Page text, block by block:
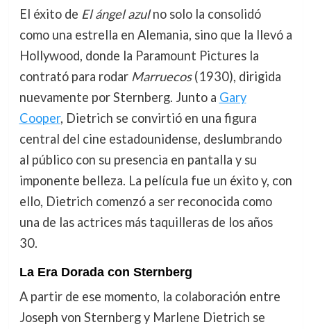
El éxito de El ángel azulno solo la consolidó
como una estrella en Alemania, sino que la llevó a
Hollywood, donde la Paramount Pictures la
contrató para rodar Marruecos(1930), dirigida
nuevamente por Sternberg. Junto a Gary
Cooper, Dietrich se convirtió en una figura
central del cine estadounidense, deslumbrando
al público con su presencia en pantalla y su
imponente belleza. La película fue un éxito y, con
ello, Dietrich comenzó a ser reconocida como
una de las actrices más taquilleras de los años
30.
La Era Dorada con Sternberg
A partir de ese momento, la colaboración entre
Joseph von Sternberg y Marlene Dietrich se